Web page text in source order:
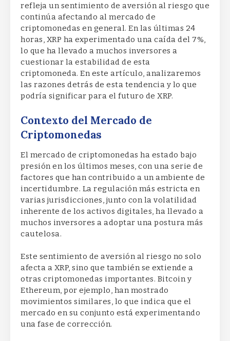
refleja un sentimiento de aversión al riesgo que
continúa afectando al mercado de
criptomonedas en general. En las últimas 24
horas, XRP ha experimentado una caída del 7%,
lo que ha llevado a muchos inversores a
cuestionar la estabilidad de esta
criptomoneda. En este artículo, analizaremos
las razones detrás de esta tendencia y lo que
podría significar para el futuro de XRP.
Contexto del Mercado de
Criptomonedas
El mercado de criptomonedas ha estado bajo
presión en los últimos meses, con una serie de
factores que han contribuido a un ambiente de
incertidumbre. La regulación más estricta en
varias jurisdicciones, junto con la volatilidad
inherente de los activos digitales, ha llevado a
muchos inversores a adoptar una postura más
cautelosa.
Este sentimiento de aversión al riesgo no solo
afecta a XRP, sino que también se extiende a
otras criptomonedas importantes. Bitcoin y
Ethereum, por ejemplo, han mostrado
movimientos similares, lo que indica que el
mercado en su conjunto está experimentando
una fase de corrección.